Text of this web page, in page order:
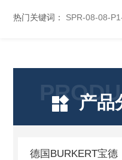
热门关键词： SPR-08-08-
产品
德国BURKERT宝德